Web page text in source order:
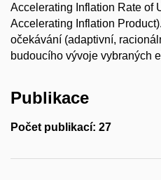
Accelerating Inflation Rate of
Accelerating Inflation
očekávání (adaptivní,
budoucího vývoje vybraných
Publikace
Počet publikací: 27